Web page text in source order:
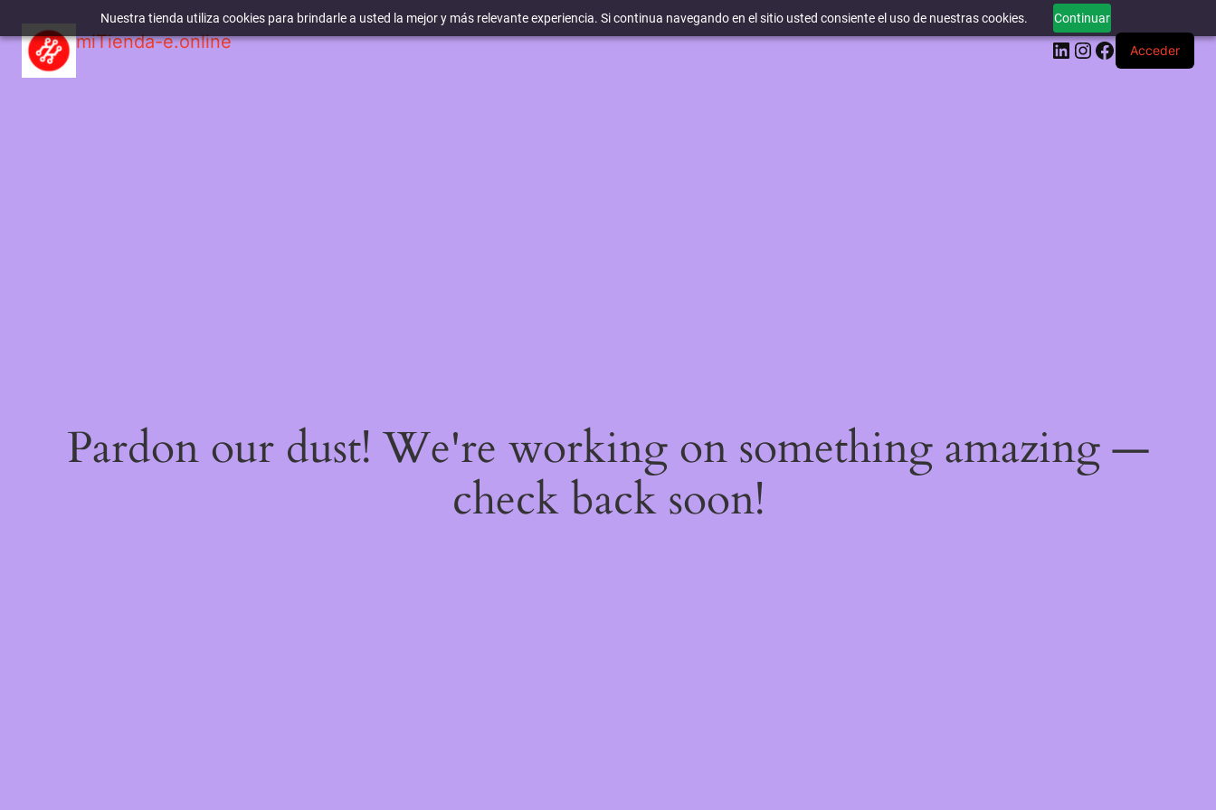
Nuestra tienda utiliza cookies para brindarle a usted la mejor y más relevante experiencia. Si continua navegando en el sitio usted consiente el uso de nuestras cookies. Continuar
miTienda-e.online LinkedIn
Instagram
Facebook
Acceder
Pardon our dust! We're working on something amazing —
check back soon!